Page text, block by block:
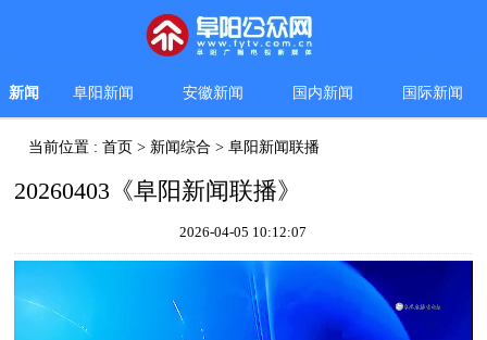
新闻 阜阳新闻 安徽新闻 国内新闻 国际新闻
当前位置 :首页 > 新闻综合 >阜阳新闻联播
20260403《阜阳新闻联播》
2026-04-05 10:12:07